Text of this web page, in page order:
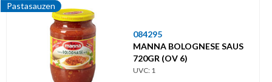
Pastasauzen
084295
MANNA BOLOGNESE SAUS
720GR (OV 6)
UVC: 1